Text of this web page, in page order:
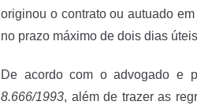
originou o contrato ou autuado
no prazo máximo de dois dias
De acordo com o advogado e
8.666/1993, além de trazer as